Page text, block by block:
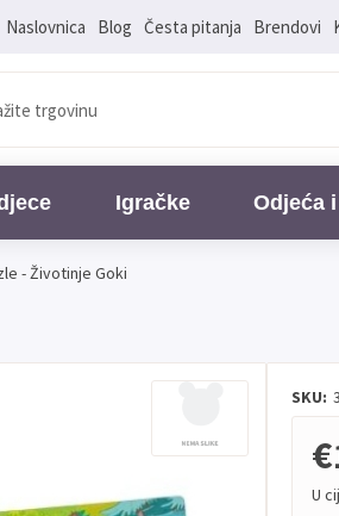
Naslovnica Blog Česta pitanja Brendovi
Igračke Odjeća
- Životinje Goki
SKU:
U